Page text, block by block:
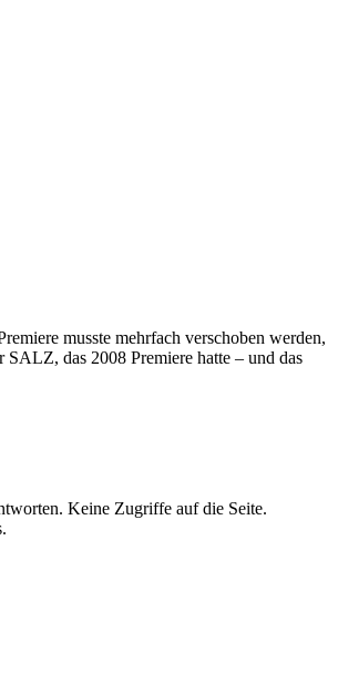
musste mehrfach verschoben werden,
das 2008 Premiere hatte – und das
Keine Zugriffe auf die Seite.